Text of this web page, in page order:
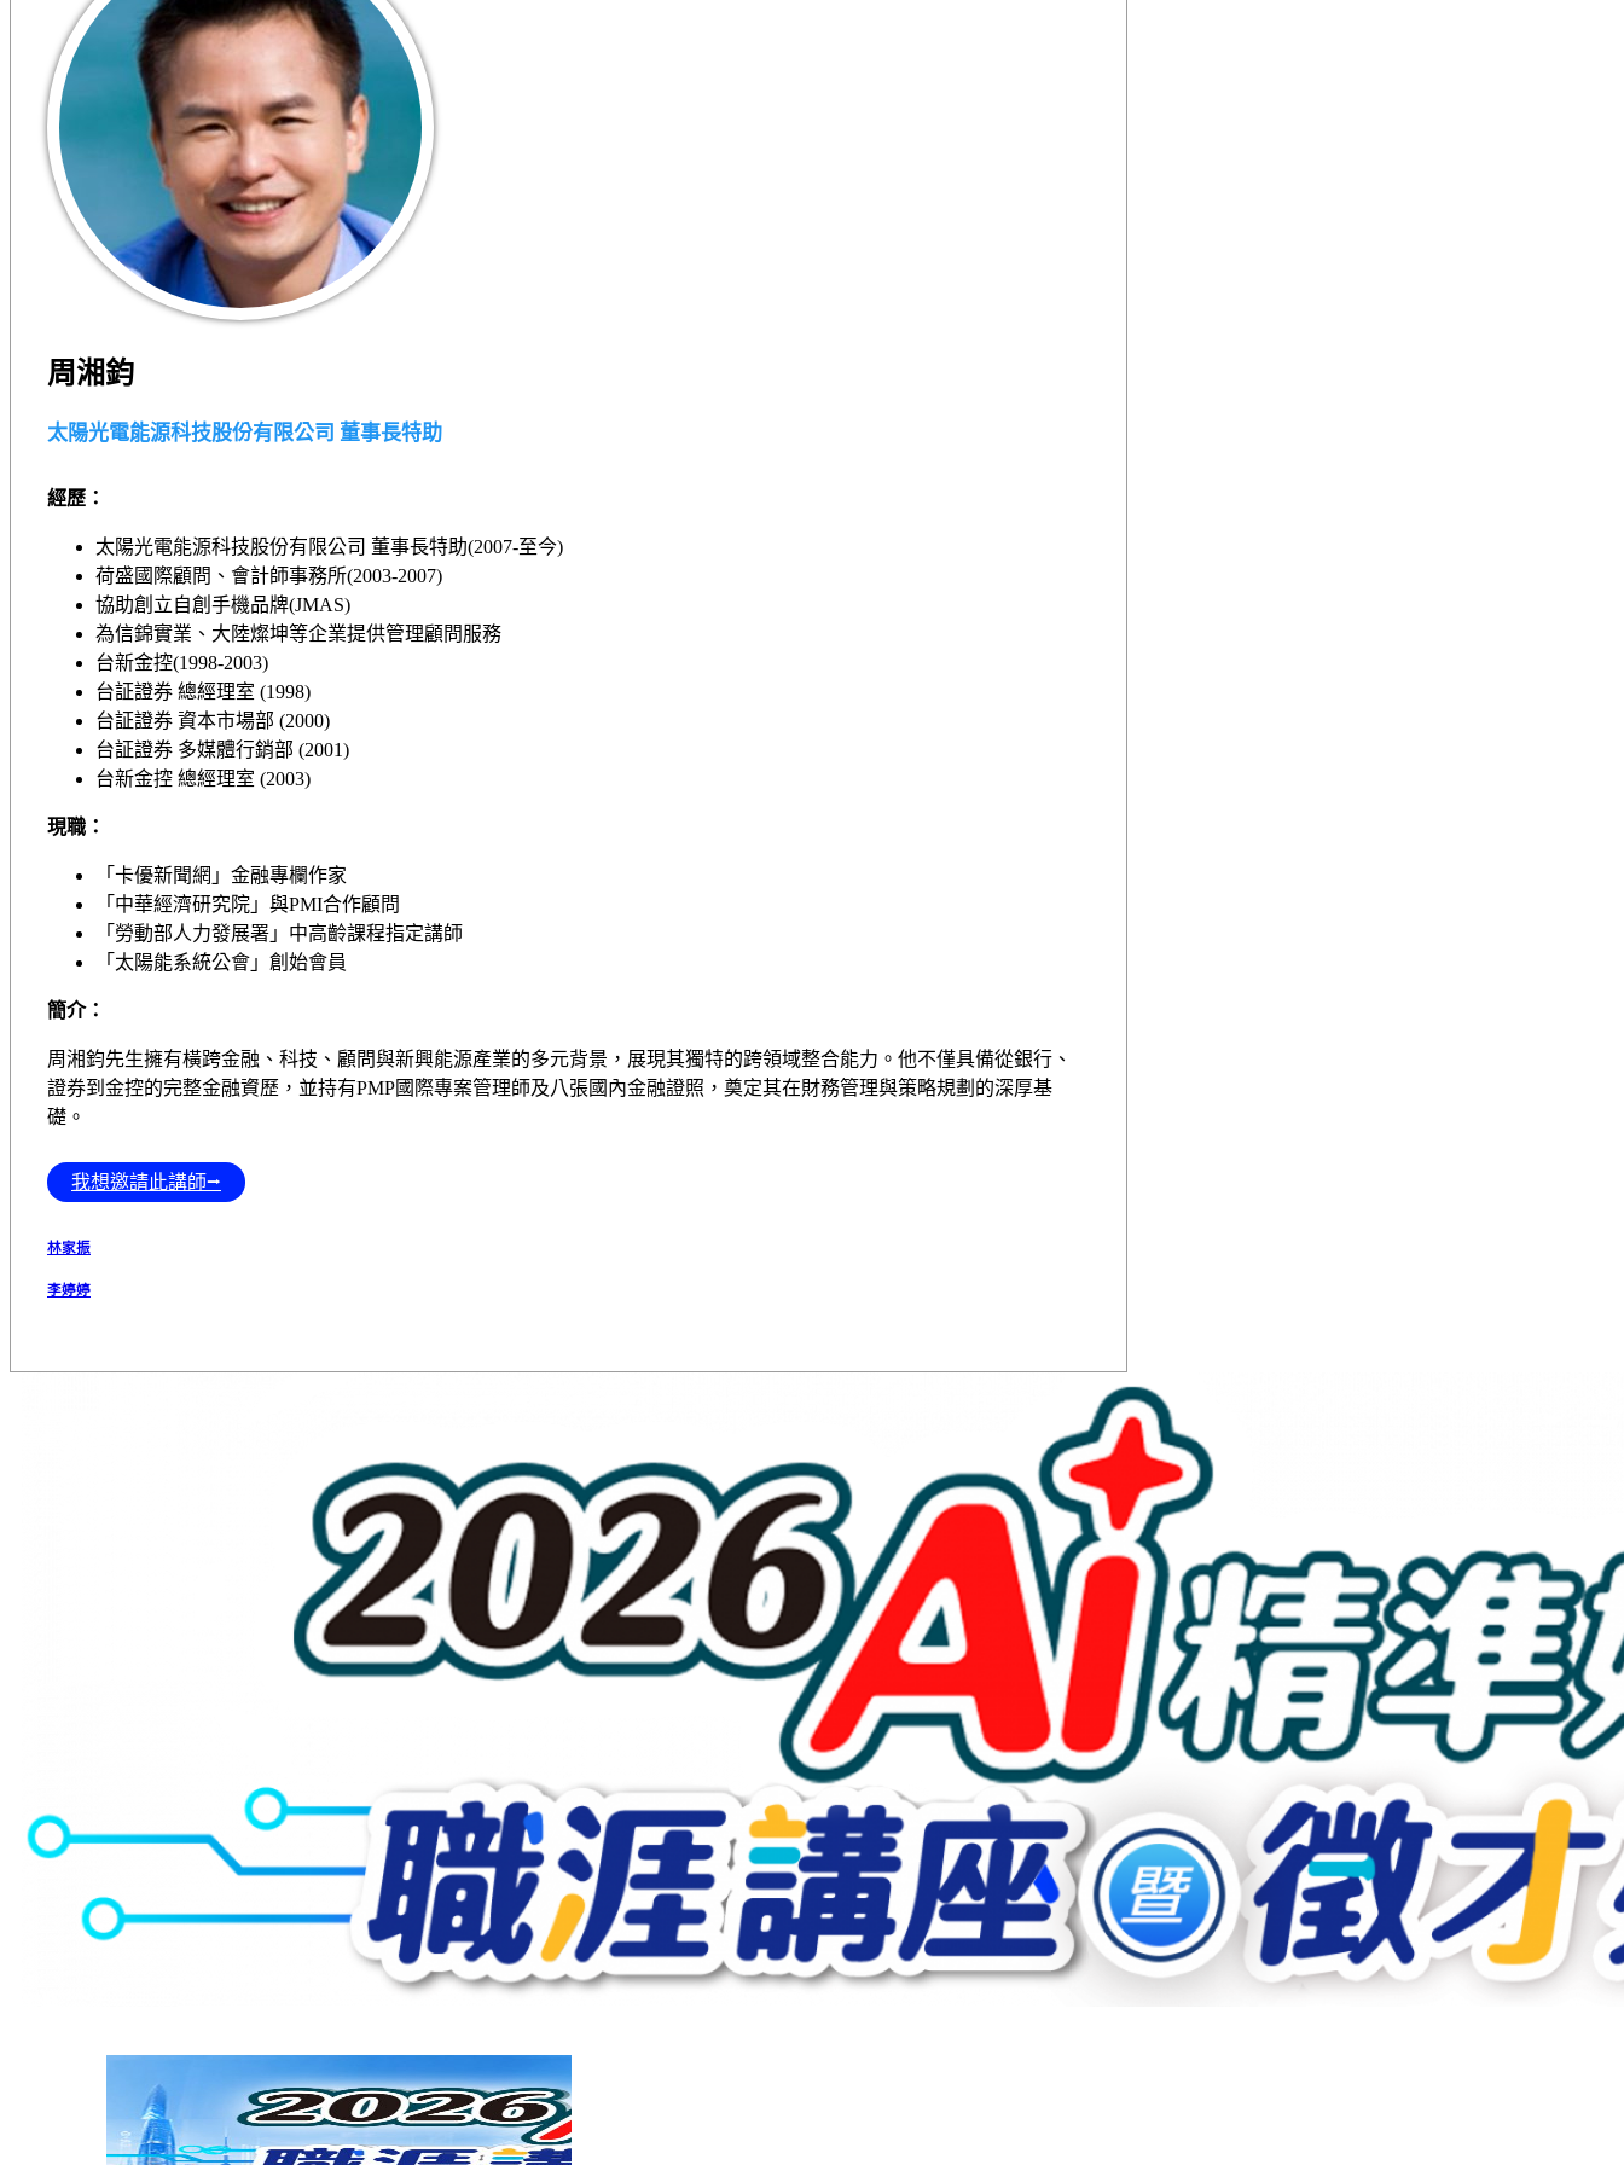
周湘鈞
太陽光電能源科技股份有限公司 董事⻑特助
經歷：
太陽光電能源科技股份有限公司 董事⻑特助(2007-⾄今)
荷盛國際顧問、會計師事務所(2003-2007)
協助創⽴⾃創⼿機品牌(JMAS)
為信錦實業、⼤陸燦坤等企業提供管理顧問服務
台新⾦控(1998-2003)
台証證券 總經理室 (1998)
台証證券 資本市場部 (2000)
台証證券 多媒體⾏銷部 (2001)
台新⾦控 總經理室 (2003)
現職：
「卡優新聞網」⾦融專欄作家
「中華經濟研究院」與PMI合作顧問
「勞動部⼈⼒發展署」中⾼齡課程指定講師
「太陽能系統公會」創始會員
簡介：
周湘鈞先⽣擁有橫跨⾦融、科技、顧問與新興能源產業的多元背景，展現其獨特的跨領域整合能⼒。他不僅具備從銀⾏、
證券到⾦控的完整⾦融資歷，並持有PMP國際專案管理師及⼋張國內⾦融證照，奠定其在財務管理與策略規劃的深厚基
礎。
我想邀請此講師⭢
林家振
李婷婷